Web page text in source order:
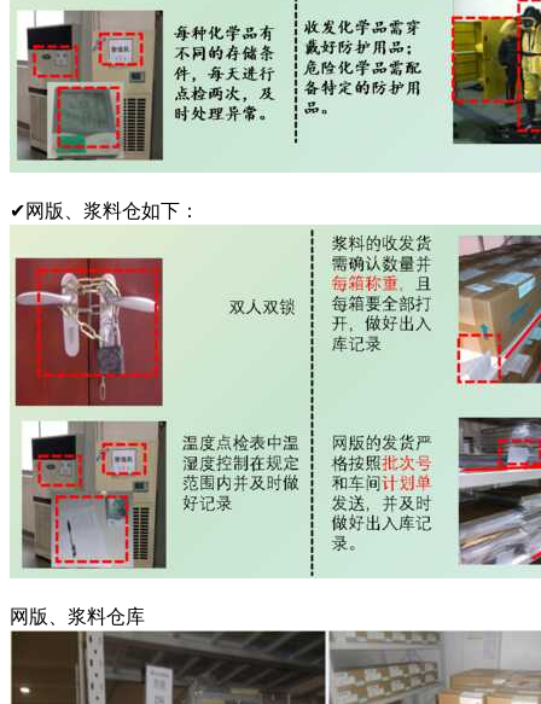
✔网版、浆料仓如下：
网版、浆料仓库